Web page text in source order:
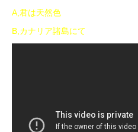
A,君は天然色
B,カナリア諸島にて